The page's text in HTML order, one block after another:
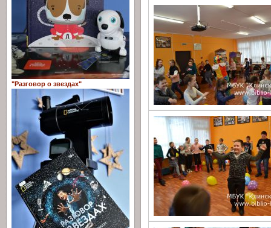
"Разговор о звездах"